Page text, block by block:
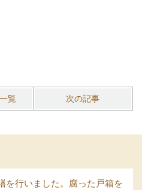
一覧 次の記事
を行いました。腐った戸箱を